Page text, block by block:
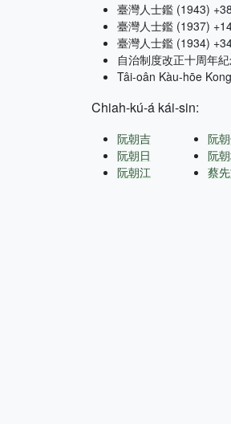
臺灣人士鑑 (1943)
臺灣人士鑑 (1937)
臺灣人士鑑 (1934)
自治制度改正十周年
Tâi-oân Kàu-hōe
Chiah-kú-á kái-sin:
阮朝吉
阮朝日
阮朝江
阮
阮
蔡